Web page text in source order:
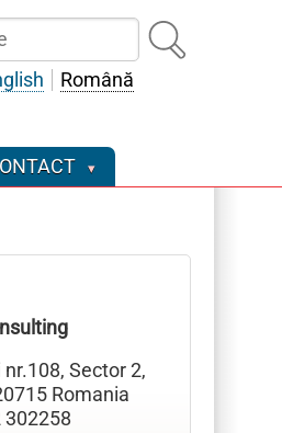
Română
Sector 2,
Romania
302258